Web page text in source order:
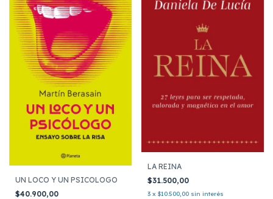
UN LOCO Y UN PSICOLOGO
$40.900,00
LA REINA
$31.500,00
3 x $10.500,00 sin interés